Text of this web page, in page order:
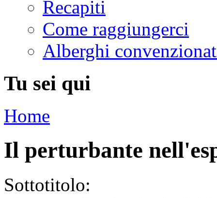
Recapiti
Come raggiungerci
Alberghi
Tu sei qui
Home
Il perturbante
Sottotitolo: